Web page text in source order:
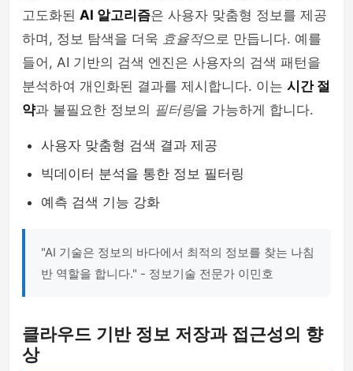
고도화된 AI 알고리즘은 사용자 맞춤형 정보를 제공
하며, 정보 탐색을 더욱 효율적으로 만듭니다. 예를
들어, AI 기반의 검색 엔진은 사용자의 검색 패턴을
분석하여 개인화된 결과를 제시합니다. 이는 시간 절
약과 불필요한 정보의 필터링을 가능하게 합니다.
사용자 맞춤형 검색 결과 제공
빅데이터 분석을 통한 정보 필터링
예측 검색 기능 강화
"AI 기술은 정보의 바다에서 최적의 정보를 찾는 나침
반 역할을 합니다." - 정보기술 전문가 이민호
클라우드 기반 정보 저장과 접근성의 향
상